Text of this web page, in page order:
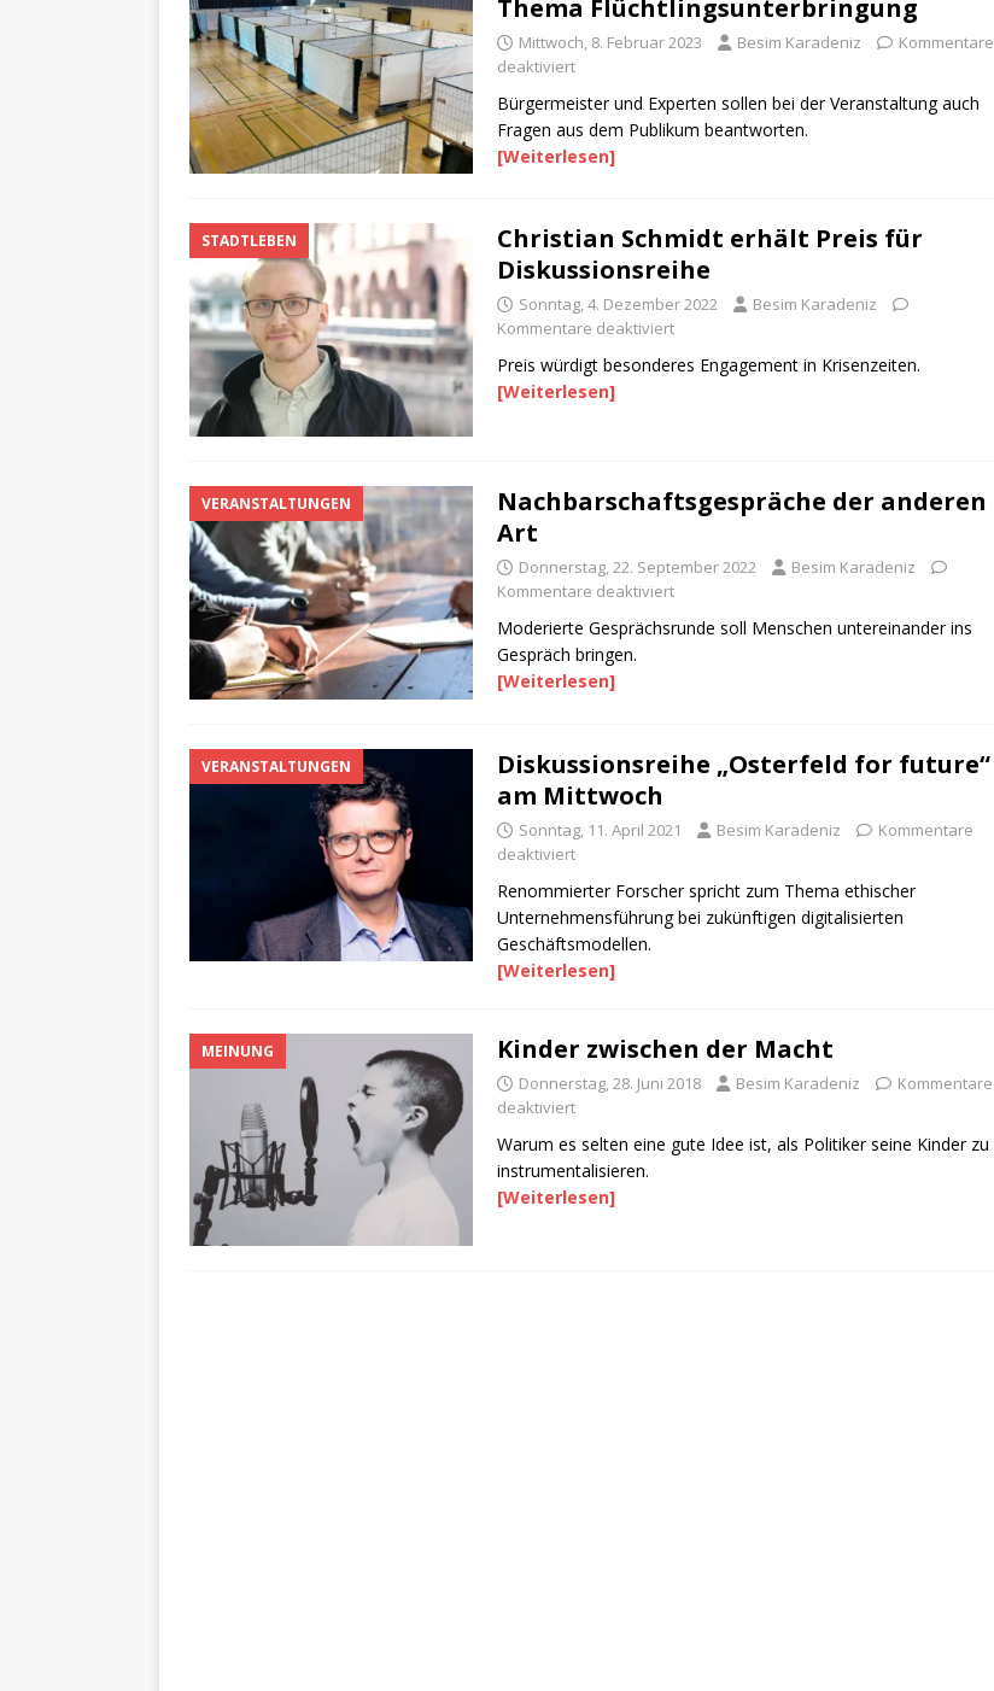
Thema Flüchtlingsunterbringung
Mittwoch, 8. Februar 2023 Besim Karadeniz
Kommentare
deaktiviert
Bürgermeister und Experten sollen bei der Veranstaltung auch
Fragen aus dem Publikum beantworten.
[Weiterlesen]
STADTLEBEN
Christian Schmidt erhält Preis für
Diskussionsreihe
Sonntag, 4. Dezember 2022
Besim Karadeniz
Kommentare deaktiviert
Preis würdigt besonderes Engagement in Krisenzeiten.
[Weiterlesen]
VERANSTALTUNGEN
Nachbarschaftsgespräche der anderen
Art
Donnerstag, 22. September 2022
Besim Karadeniz
Kommentare deaktiviert
Moderierte Gesprächsrunde soll Menschen untereinander ins
Gespräch bringen.
[Weiterlesen]
VERANSTALTUNGEN
Diskussionsreihe „Osterfeld for future“
am Mittwoch
Sonntag, 11. April 2021 Besim Karadeniz
Kommentare
deaktiviert
Renommierter Forscher spricht zum Thema ethischer
Unternehmensführung bei zukünftigen digitalisierten
Geschäftsmodellen.
[Weiterlesen]
MEINUNG Kinder zwischen der Macht
Donnerstag, 28. Juni 2018 Besim Karadeniz
Kommentare
deaktiviert
Warum es selten eine gute Idee ist, als Politiker seine Kinder zu
instrumentalisieren.
[Weiterlesen]